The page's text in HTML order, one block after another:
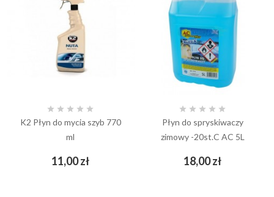
    
K2 Płyn do mycia szyb 770
ml
11,00 złCena
    
Płyn do spryskiwaczy
zimowy -20st.C AC 5L
18,00 złCena